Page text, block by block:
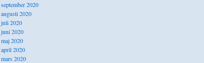
september 2020
augusti 2020
juli 2020
juni 2020
maj 2020
april 2020
mars 2020